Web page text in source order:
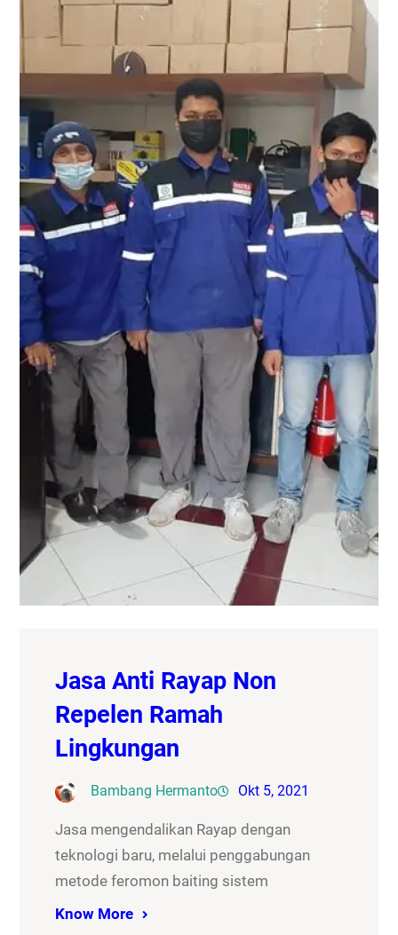
Jasa Anti Rayap Non
Repelen Ramah
Lingkungan
Bambang Hermanto Okt 5, 2021
Jasa mengendalikan Rayap dengan
teknologi baru, melalui penggabungan
metode feromon baiting sistem
Know More